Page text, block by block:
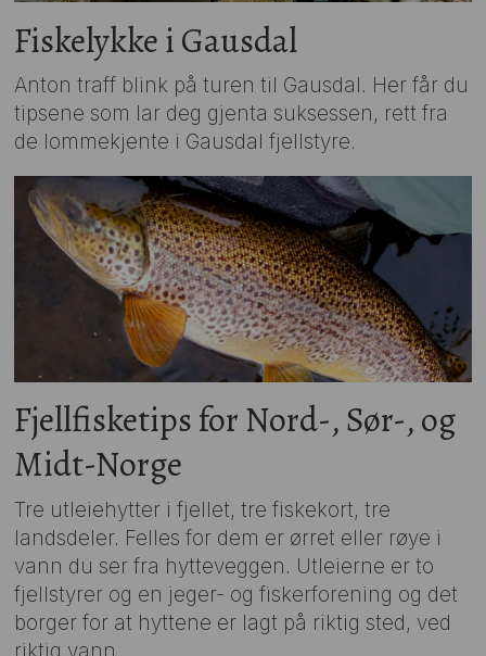
Fiskelykke i Gausdal
Anton traff blink på turen til Gausdal. Her får du
tipsene som lar deg gjenta suksessen, rett fra
de lommekjente i Gausdal fjellstyre.
Fjellfisketips for Nord-, Sør-, og
Midt-Norge
Tre utleiehytter i fjellet, tre fiskekort, tre
landsdeler. Felles for dem er ørret eller røye i
vann du ser fra hytteveggen. Utleierne er to
fjellstyrer og en jeger- og fiskerforening og det
borger for at hyttene er lagt på riktig sted, ved
riktig vann.